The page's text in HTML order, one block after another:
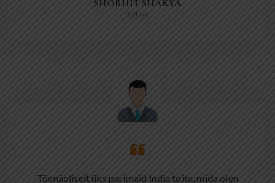
SHOBHIT SHAKYA
Tallinn
Tõenäoliselt üks parimaid India toite, mida olen